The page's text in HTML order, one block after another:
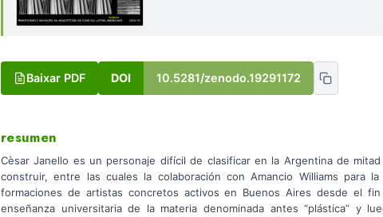
Baixar PDF DOI 10.5281/zenodo.19291172
resumen
Cèsar Janello es un personaje difícil de clasificar en la Argentina de
construir, entre las cuales la colaboración con Amancio Williams para
formaciones de artistas concretos activos en Buenos Aires desde el
enseñanza universitaria de la materia denominada antes “plástica” y